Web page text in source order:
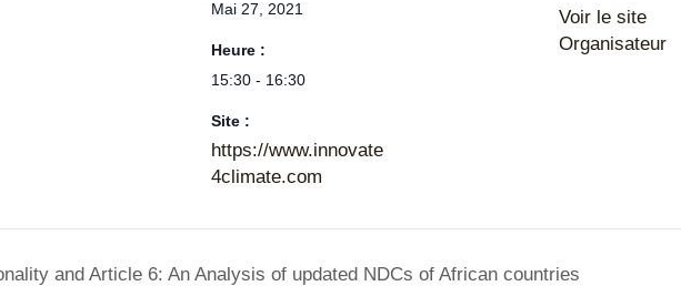
Mai 27, 2021
Heure :
15:30 - 16:30
Site :
https://www.innovate
4climate.com
Voir le site
Organisateur
and Article 6: An Analysis of updated NDCs of African countries